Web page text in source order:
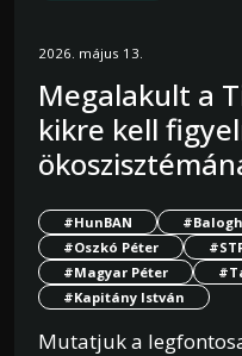
2026. május 13.
Megalakult a
kikre kell
#HunBAN
#Oszkó Péter
#Magyar Péter
#Kapitány István
Mutatjuk a